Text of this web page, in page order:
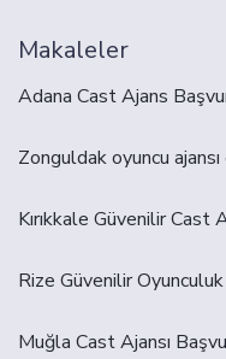
Makaleler
Adana Cast Ajans
Zonguldak oyuncu
Kırıkkale Güvenilir Cast
Rize Güvenilir
Muğla Cast Ajansı